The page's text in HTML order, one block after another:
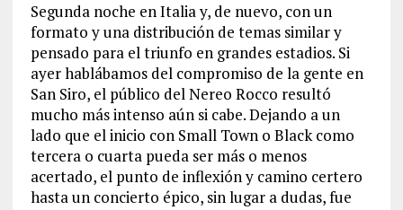
Segunda noche en Italia y, de nuevo, con un
formato y una distribución de temas similar y
pensado para el triunfo en grandes estadios. Si
ayer hablábamos del compromiso de la gente en
San Siro, el público del Nereo Rocco resultó
mucho más intenso aún si cabe. Dejando a un
lado que el inicio con Small Town o Black como
tercera o cuarta pueda ser más o menos
acertado, el punto de inflexión y camino certero
hasta un concierto épico, sin lugar a dudas, fue